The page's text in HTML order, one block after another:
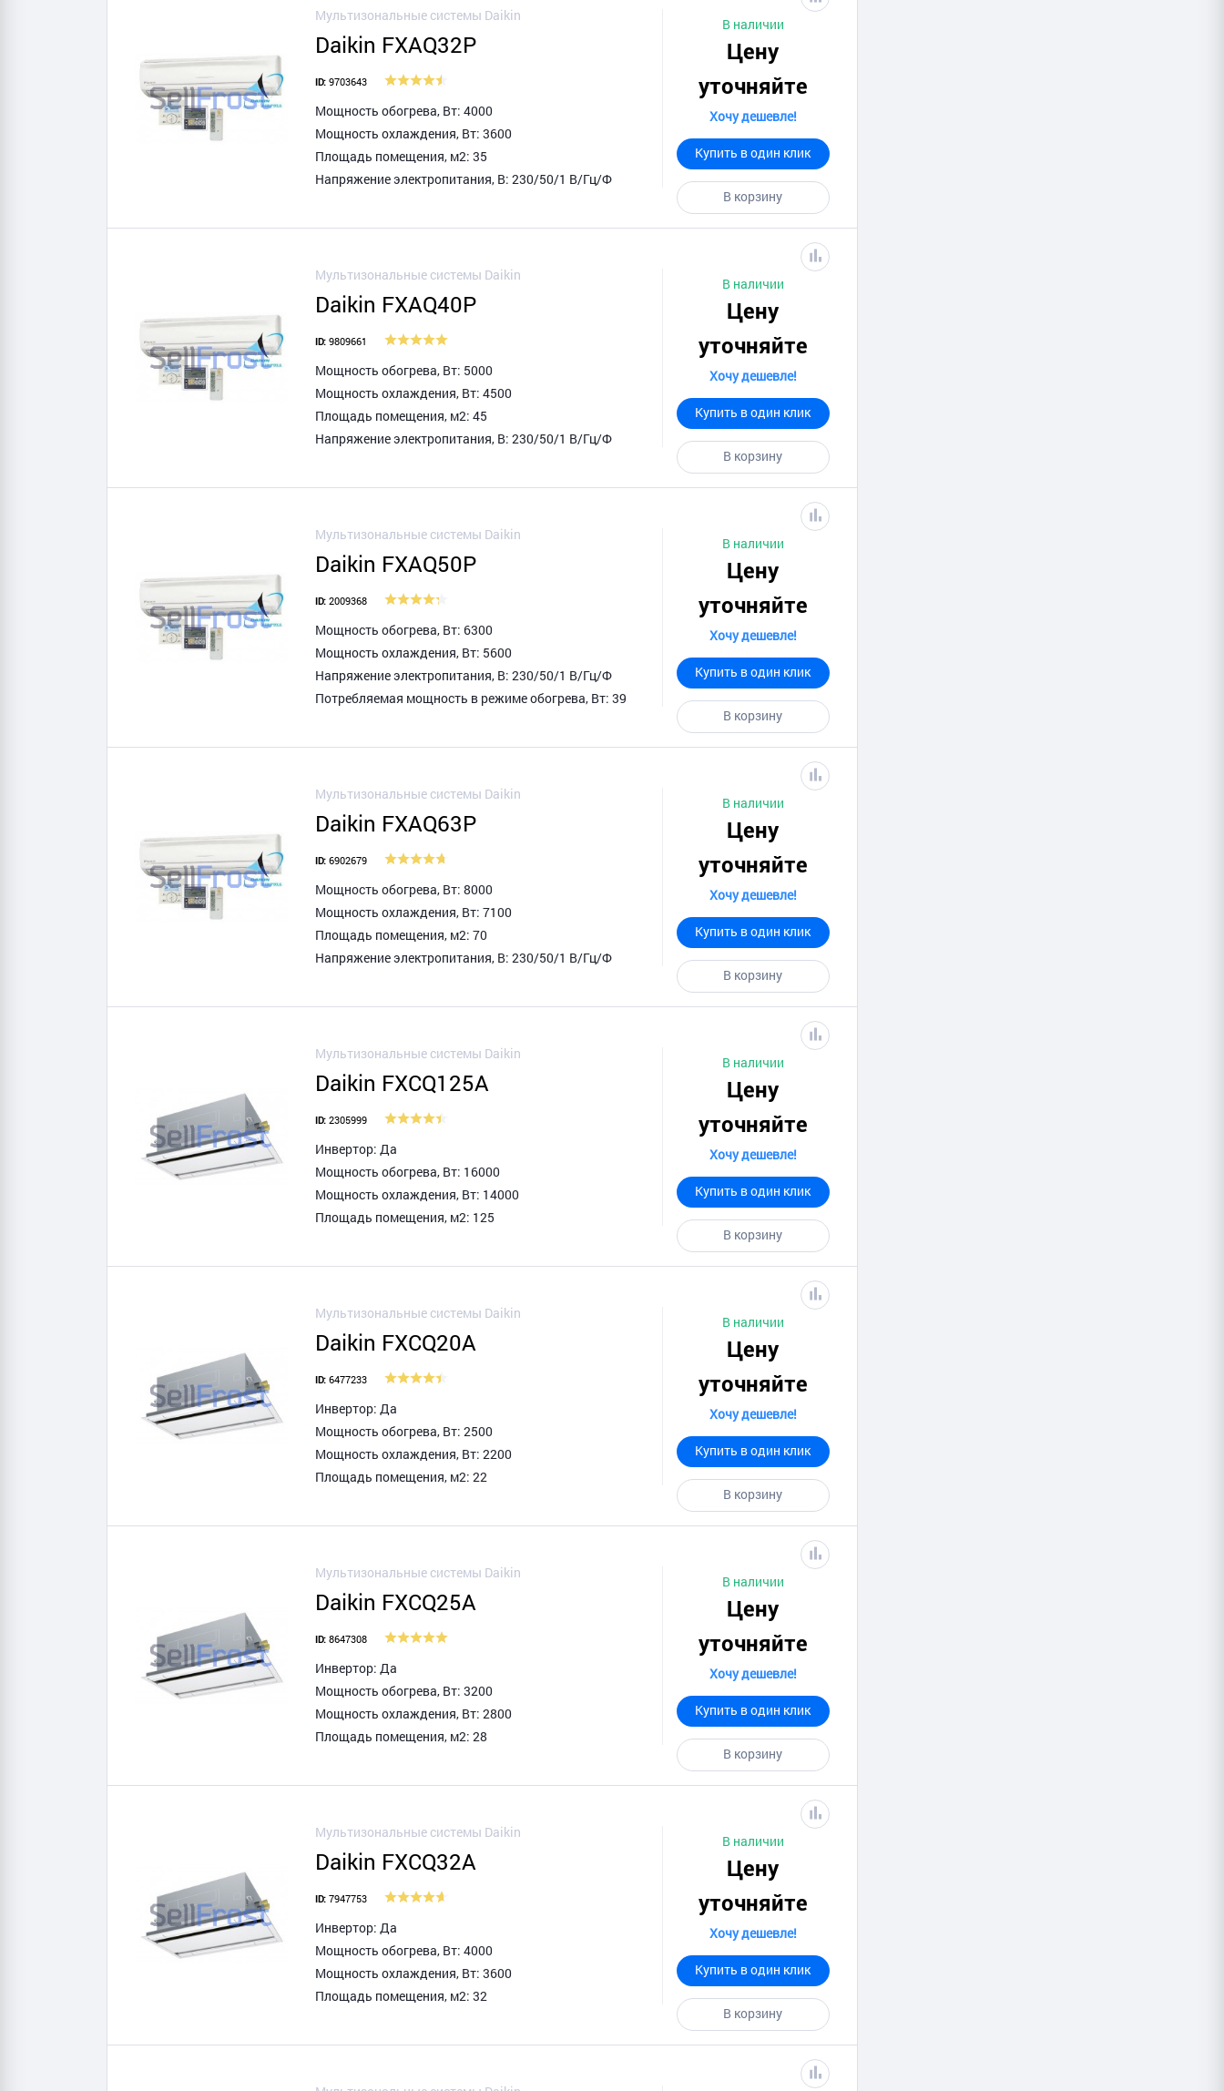
Мультизональные системы Daikin
Daikin FXAQ32P
ID:9703643
Мощность обогрева, Вт: 4000
Мощность охлаждения, Вт: 3600
Площадь помещения, м2: 35
Напряжение электропитания, В: 230/50/1 В/Гц/Ф
В наличии
Цену
уточняйте
Хочу дешевле!
Купить в один клик
В корзину
Мультизональные системы Daikin
Daikin FXAQ40P
ID:9809661
Мощность обогрева, Вт: 5000
Мощность охлаждения, Вт: 4500
Площадь помещения, м2: 45
Напряжение электропитания, В: 230/50/1 В/Гц/Ф
В наличии
Цену
уточняйте
Хочу дешевле!
Купить в один клик
В корзину
Мультизональные системы Daikin
Daikin FXAQ50P
ID:2009368
Мощность обогрева, Вт: 6300
Мощность охлаждения, Вт: 5600
Напряжение электропитания, В: 230/50/1 В/Гц/Ф
Потребляемая мощность в режиме обогрева, Вт: 39
В наличии
Цену
уточняйте
Хочу дешевле!
Купить в один клик
В корзину
Мультизональные системы Daikin
Daikin FXAQ63P
ID:6902679
Мощность обогрева, Вт: 8000
Мощность охлаждения, Вт: 7100
Площадь помещения, м2: 70
Напряжение электропитания, В: 230/50/1 В/Гц/Ф
В наличии
Цену
уточняйте
Хочу дешевле!
Купить в один клик
В корзину
Мультизональные системы Daikin
Daikin FXCQ125A
ID:2305999
Инвертор: Да
Мощность обогрева, Вт: 16000
Мощность охлаждения, Вт: 14000
Площадь помещения, м2: 125
В наличии
Цену
уточняйте
Хочу дешевле!
Купить в один клик
В корзину
Мультизональные системы Daikin
Daikin FXCQ20A
ID:6477233
Инвертор: Да
Мощность обогрева, Вт: 2500
Мощность охлаждения, Вт: 2200
Площадь помещения, м2: 22
В наличии
Цену
уточняйте
Хочу дешевле!
Купить в один клик
В корзину
Мультизональные системы Daikin
Daikin FXCQ25A
ID:8647308
Инвертор: Да
Мощность обогрева, Вт: 3200
Мощность охлаждения, Вт: 2800
Площадь помещения, м2: 28
В наличии
Цену
уточняйте
Хочу дешевле!
Купить в один клик
В корзину
Мультизональные системы Daikin
Daikin FXCQ32A
ID:7947753
Инвертор: Да
Мощность обогрева, Вт: 4000
Мощность охлаждения, Вт: 3600
Площадь помещения, м2: 32
В наличии
Цену
уточняйте
Хочу дешевле!
Купить в один клик
В корзину